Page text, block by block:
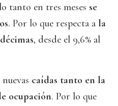
tanto en tres meses se
. Por lo que respecta a la
, desde el 9,6% al
caídas tanto en la
ocupación. Por lo que